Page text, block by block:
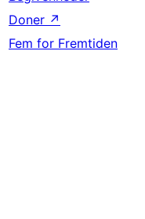
Doner ↗
Fem for Fremtiden